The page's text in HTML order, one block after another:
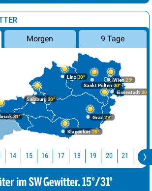
Morgen 9 Tage
Graz29°
31°
Klagenfurt 28°
Linz30°
Salzburg30°
Wien 29°
Eisenstadt 30°
Sankt Pölten 30°
14 15 16 17 18 19 20 21 22
im SW Gewitter. 15°/31°